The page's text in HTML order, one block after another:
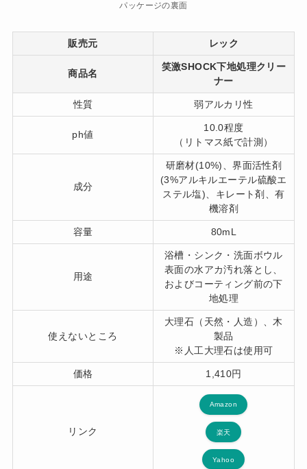
パッケージの裏面
販売元 レック
商品名
笑激SHOCK下地処理クリー
ナー
性質 弱アルカリ性
ph値
10.0程度
（リトマス紙で計測）
成分
研磨材(10%)、界面活性剤
(3%アルキルエーテル硫酸エ
ステル塩)、キレート剤、有
機溶剤
容量 80mL
用途
浴槽・シンク・洗面ボウル
表面の水アカ汚れ落とし、
およびコーティング前の下
地処理
使えないところ
大理石（天然・人造）、木
製品
※人工大理石は使用可
価格 1,410円
リンク
Amazon
楽天
Yahoo